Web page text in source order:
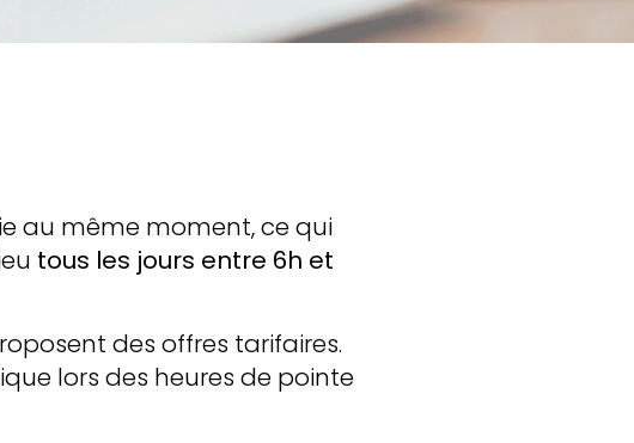
au même moment, ce qui
tous les jours entre 6h et
des offres tarifaires.
lors des heures de pointe